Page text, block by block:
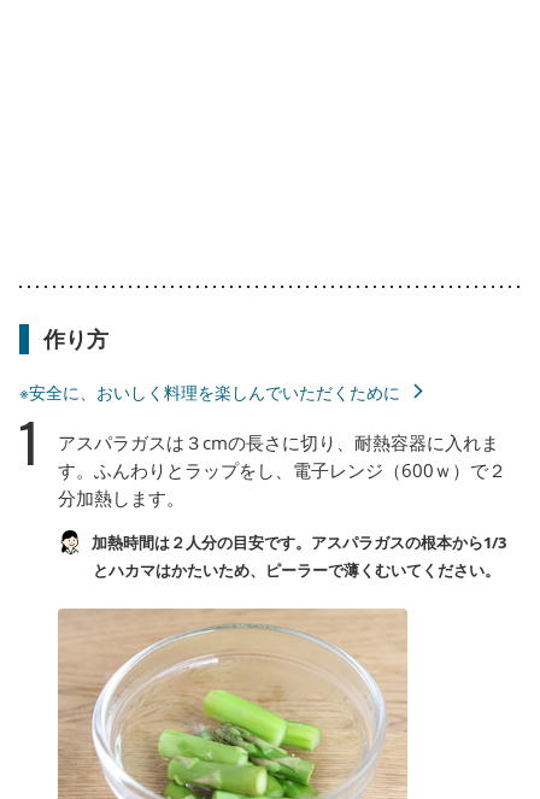
作り方
※安全に、おいしく料理を楽しんでいただくために
1
アスパラガスは３cmの長さに切り、耐熱容器に入れま
す。ふんわりとラップをし、電子レンジ（600ｗ）で２
分加熱します。
加熱時間は２人分の目安です。アスパラガスの根本から1/3
とハカマはかたいため、ピーラーで薄くむいてください。